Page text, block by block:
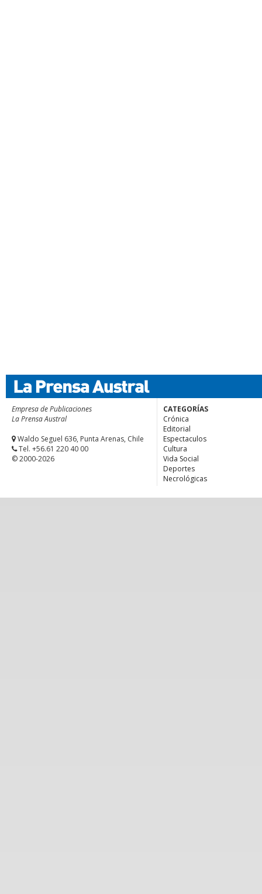
Empresa de Publicaciones
La Prensa Austral
Waldo Seguel 636, Punta Arenas, Chile
Tel. +56.61 220 40 00
© 2000-2026
CATEGORÍAS
Crónica
Editorial
Espectaculos
Cultura
Vida Social
Deportes
Necrológicas